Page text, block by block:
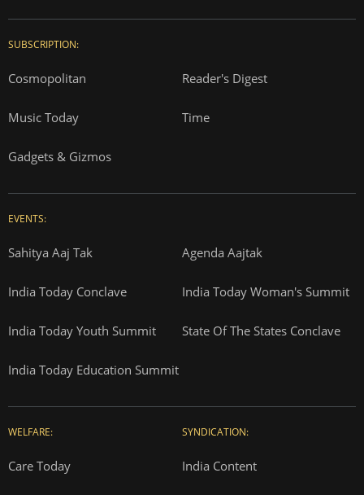
SUBSCRIPTION:
Cosmopolitan Reader's Digest
Music Today Time
Gadgets & Gizmos
EVENTS:
Sahitya Aaj Tak Agenda Aajtak
India Today Conclave India Today Woman's Summit
India Today Youth Summit State Of The States Conclave
India Today Education Summit
WELFARE:
Care Today
SYNDICATION:
India Content